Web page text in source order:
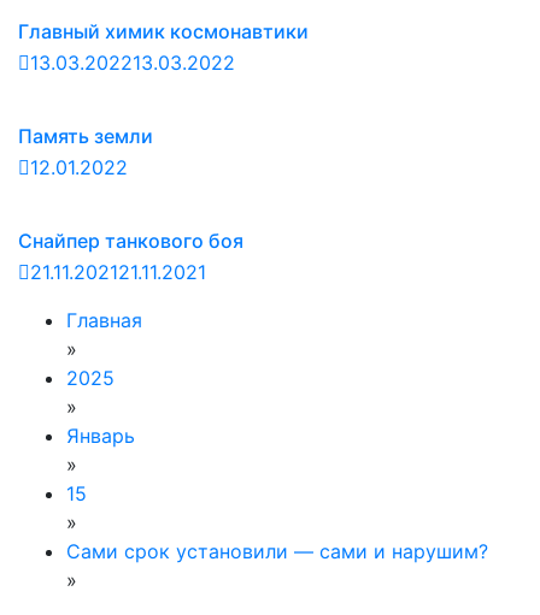
Главный химик космонавтики
13.03.202213.03.2022
Память земли
12.01.2022
Снайпер танкового боя
21.11.202121.11.2021
Главная
»
2025
»
Январь
»
15
»
Сами срок установили — сами и нарушим?
»